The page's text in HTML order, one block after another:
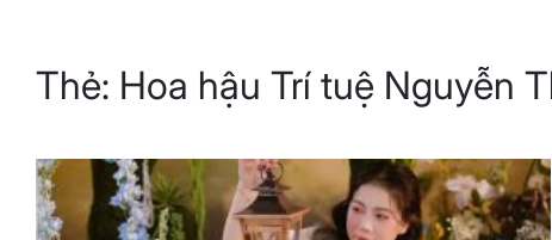
Thẻ: Hoa hậu Trí tuệ Nguyễn